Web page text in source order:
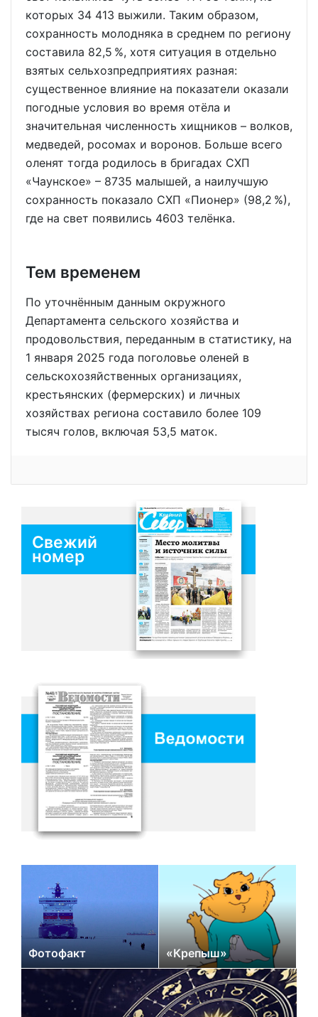
которых 34 413 выжили. Таким образом,
сохранность молодняка в среднем по региону
составила 82,5 %, хотя ситуация в отдельно
взятых сельхозпредприятиях разная:
существенное влияние на показатели оказали
погодные условия во время отёла и
значительная численность хищников – волков,
медведей, росомах и воронов. Больше всего
оленят тогда родилось в бригадах СХП
«Чаунское» – 8735 малышей, а наилучшую
сохранность показало СХП «Пионер» (98,2 %),
где на свет появились 4603 телёнка.
Тем временем
По уточнённым данным окружного
Департамента сельского хозяйства и
продовольствия, переданным в статистику, на
1 января 2025 года поголовье оленей в
сельскохозяйственных организациях,
крестьянских (фермерских) и личных
хозяйствах региона составило более 109
тысяч голов, включая 53,5 маток.
Свежий
номер
Фотофакт «Крепыш»